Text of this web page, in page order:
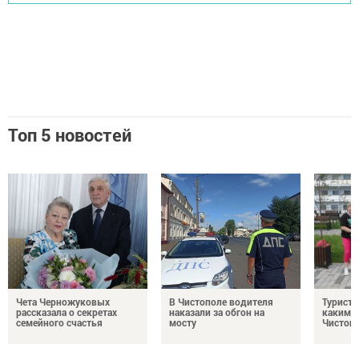
Топ 5 новостей
Чета Черножуковых
рассказала о секретах
семейного счастья
В Чистополе водителя
наказали за обгон на
мосту
каким